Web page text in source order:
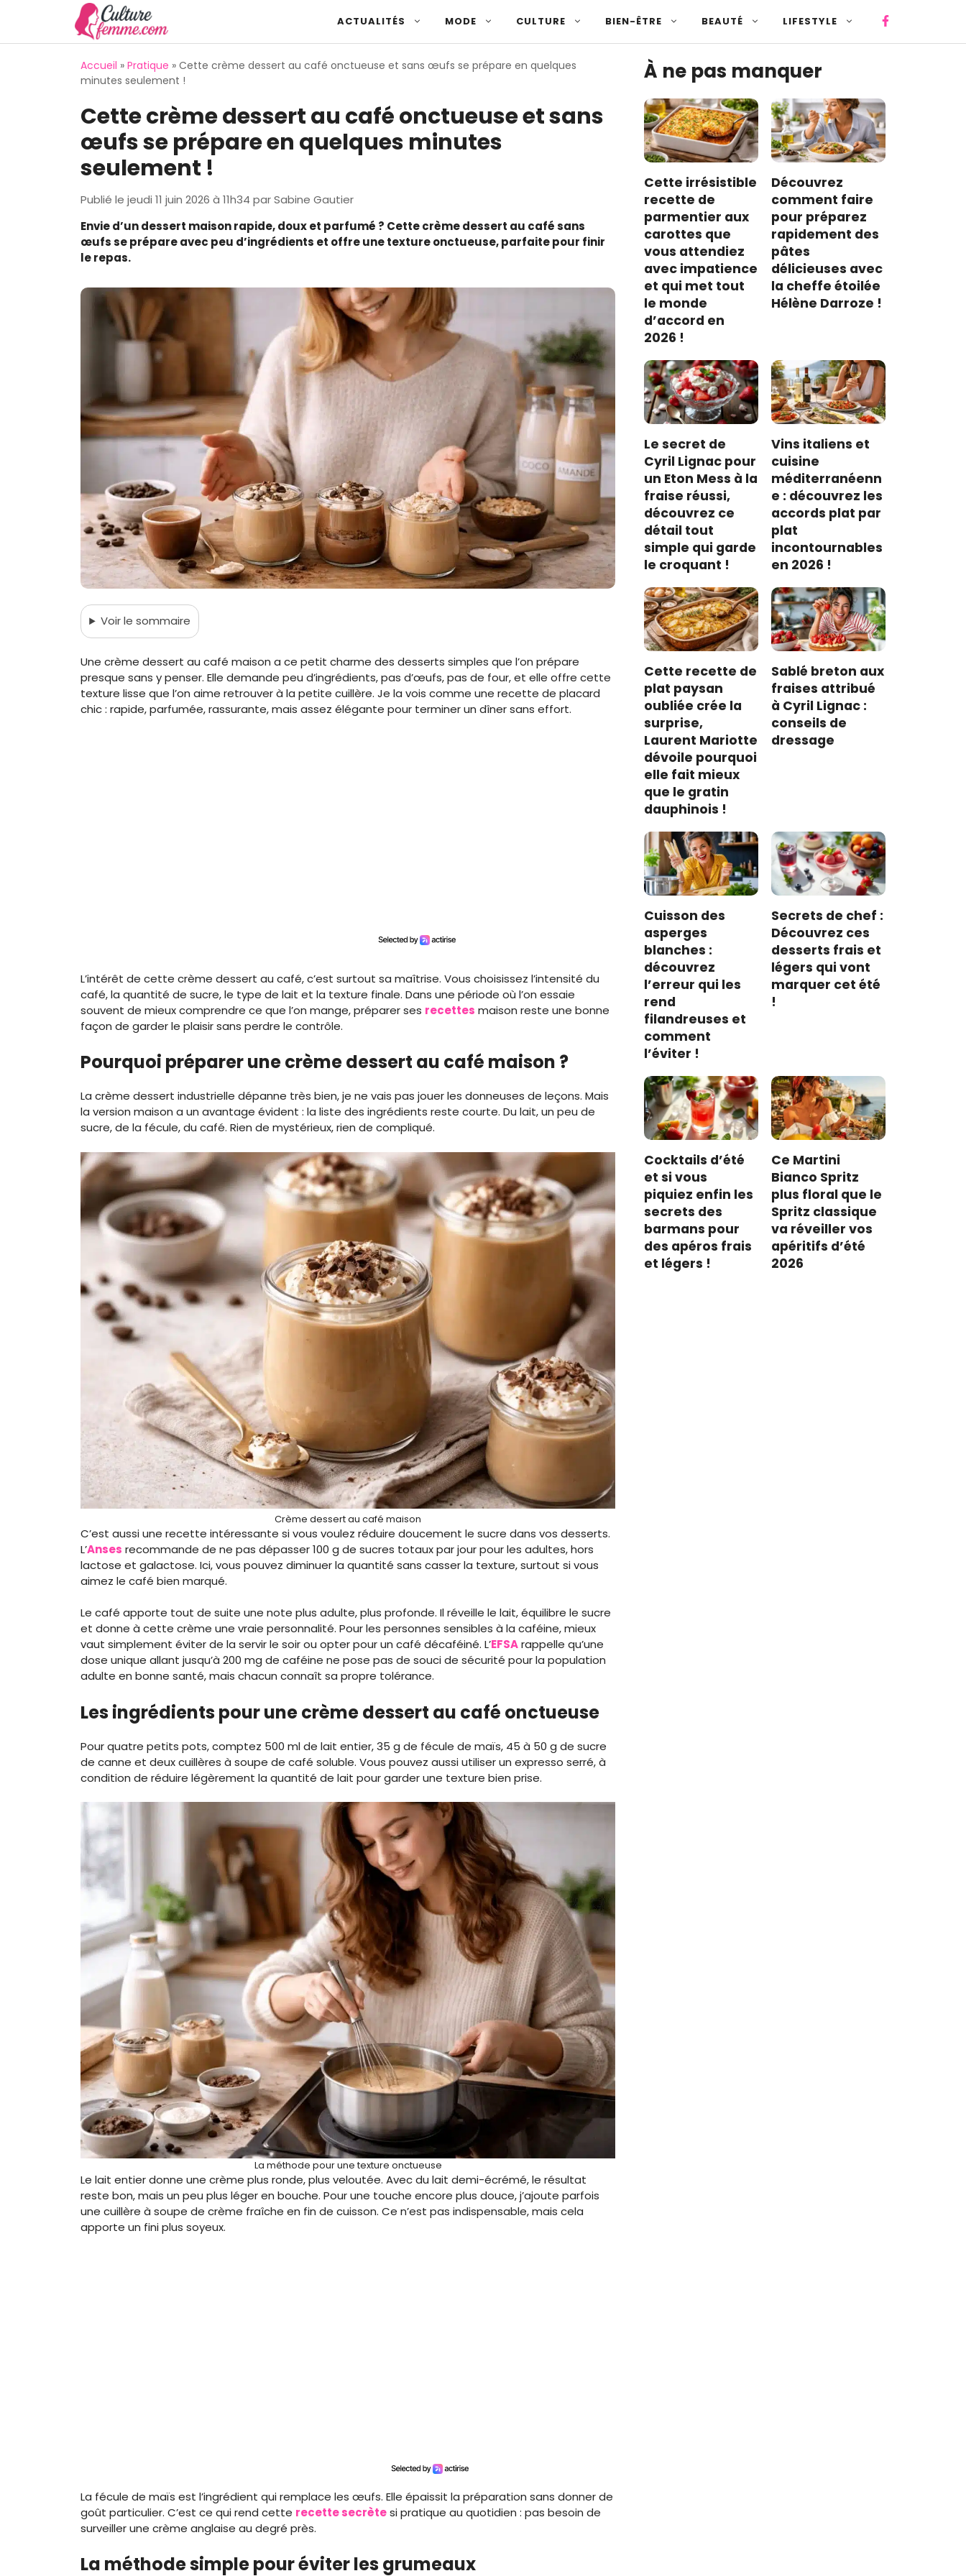
ACTUALITÉS MODE CULTURE BIEN-ÊTRE BEAUTÉ LIFESTYLE
Accueil » Pratique » Cette crème dessert au café onctueuse et sans œufs se prépare en quelques
minutes seulement !
Cette crème dessert au café onctueuse et sans
œufs se prépare en quelques minutes
seulement !
Publié le jeudi 11 juin 2026 à 11h34 parSabine Gautier
Envie d’un dessert maison rapide, doux et parfumé ? Cette crème dessert au café sans
œufs se prépare avec peu d’ingrédients et offre une texture onctueuse, parfaite pour finir
le repas.
Voirle sommaire
Une crème dessert au café maison a ce petit charme des desserts simples que l’on prépare
presque sans y penser. Elle demande peu d’ingrédients, pas d’œufs, pas de four, et elle offre cette
texture lisse que l’on aime retrouver à la petite cuillère. Je la vois comme une recette de placard
chic : rapide, parfumée, rassurante, mais assez élégante pour terminer un dîner sans effort.
L’intérêt de cette crème dessert au café, c’est surtout sa maîtrise. Vous choisissez l’intensité du
café, la quantité de sucre, le type de lait et la texture finale. Dans une période où l’on essaie
souvent de mieux comprendre ce que l’on mange, préparer ses recettes maison reste une bonne
façon de garder le plaisir sans perdre le contrôle.
Pourquoi préparer une crème dessert au café maison ?
La crème dessert industrielle dépanne très bien, je ne vais pas jouer les donneuses de leçons. Mais
la version maison a un avantage évident : la liste des ingrédients reste courte. Du lait, un peu de
sucre, de la fécule, du café. Rien de mystérieux, rien de compliqué.
Crème dessert au café maison
C’est aussi une recette intéressante si vous voulez réduire doucement le sucre dans vos desserts.
L’Anses recommande de ne pas dépasser 100 g de sucres totaux par jour pour les adultes, hors
lactose et galactose. Ici, vous pouvez diminuer la quantité sans casser la texture, surtout si vous
aimez le café bien marqué.
Le café apporte tout de suite une note plus adulte, plus profonde. Il réveille le lait, équilibre le sucre
et donne à cette crème une vraie personnalité. Pour les personnes sensibles à la caféine, mieux
vaut simplement éviter de la servir le soir ou opter pour un café décaféiné. L’EFSArappelle qu’une
dose unique allant jusqu’à 200 mg de caféine ne pose pas de souci de sécurité pour la population
adulte en bonne santé, mais chacun connaît sa propre tolérance.
Les ingrédients pour une crème dessert au café onctueuse
Pour quatre petits pots, comptez 500 ml de lait entier, 35 g de fécule de maïs, 45 à 50 g de sucre
de canne et deux cuillères à soupe de café soluble. Vous pouvez aussi utiliser un expresso serré, à
condition de réduire légèrement la quantité de lait pour garder une texture bien prise.
La méthode pour une texture onctueuse
Le lait entier donne une crème plus ronde, plus veloutée. Avec du lait demi-écrémé, le résultat
reste bon, mais un peu plus léger en bouche. Pour une touche encore plus douce, j’ajoute parfois
une cuillère à soupe de crème fraîche en fin de cuisson. Ce n’est pas indispensable, mais cela
apporte un fini plus soyeux.
La fécule de maïs est l’ingrédient qui remplace les œufs. Elle épaissit la préparation sans donner de
goût particulier. C’est ce qui rend cette recette secrètesi pratique au quotidien : pas besoin de
surveiller une crème anglaise au degré près.
La méthode simple pour éviter les grumeaux
À ne pas manquer
Cette irrésistible
recette de
parmentier aux
carottes que
vous attendiez
avec impatience
et qui met tout
le monde
d’accord en
2026 !
Découvrez
comment faire
pour préparez
rapidement des
pâtes
délicieuses avec
la cheffe étoilée
Hélène Darroze !
Le secret de
Cyril Lignac pour
un Eton Mess à la
fraise réussi,
découvrez ce
détail tout
simple qui garde
le croquant !
Vins italiens et
cuisine
méditerranéenn
e : découvrez les
accords plat par
plat
incontournables
en 2026 !
Cette recette de
plat paysan
oubliée crée la
surprise,
Laurent Mariotte
dévoile pourquoi
elle fait mieux
que le gratin
dauphinois !
Sablé breton aux
fraises attribué
à Cyril Lignac :
conseils de
dressage
Cuisson des
asperges
blanches :
découvrez
l’erreur qui les
rend
filandreuses et
comment
l’éviter !
Secrets de chef :
Découvrez ces
desserts frais et
légers qui vont
marquer cet été
!
Cocktails d’été
et si vous
piquiez enfin les
secrets des
barmans pour
des apéros frais
et légers !
Ce Martini
Bianco Spritz
plus floral que le
Spritz classique
va réveiller vos
apéritifs d’été
2026